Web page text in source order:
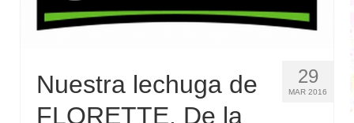
Clientes
Noticias
29
MAR 2016
Nuestra lechuga de
FLORETTE. De la